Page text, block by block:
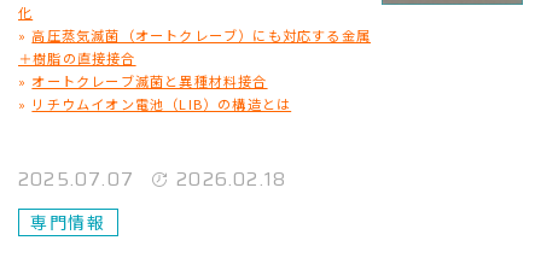
化
»高圧蒸気滅菌（オートクレーブ）にも対応する金属
＋樹脂の直接接合
» オートクレーブ滅菌と異種材料接合
» リチウムイオン電池（LIB）の構造とは
2025.07.07 2026.02.18
専門情報